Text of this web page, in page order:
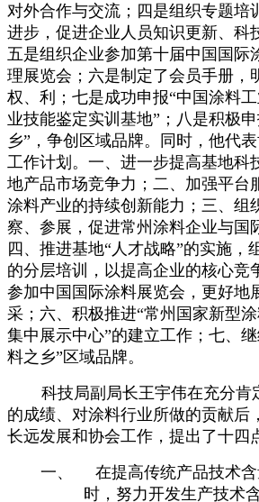
对外合作与交流；四是组织专题培
进步，促进企业人员知识更新、科
五是组织企业参加第十届中国国际
理展览会；六是制定了会员手册，
权、利；七是成功申报“中国涂料
业技能鉴定实训基地”；八是积极
乡”，争创区域品牌。同时，他代
工作计划。一、进一步提高基地科
地产品市场竞争力；二、加强平台
涂料产业的持续创新能力；三、组
察、参展，促进常州涂料企业与国
四、推进基地“人才战略”的实施，
的分层培训，以提高企业的核心竞
参加中国国际涂料展览会，更好地
采；六、积极推进“常州国家新型
集中展示中心”的建立工作；七、
料之乡”区域品牌。
科技局副局长王宇伟在充分肯
的成绩、对涂料行业所做的贡献后
长远发展和协会工作，提出了十四
一、
在提高传统产品技术
时，努力开发生产技术